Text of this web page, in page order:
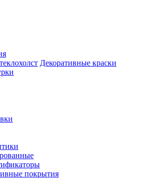
Декоративные краски
покрытия